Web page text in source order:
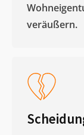
veräußern. ​